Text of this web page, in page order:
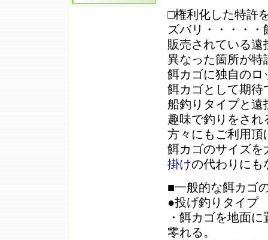
□権利化した特許
ズバリ・・・・
販売されている
異なった箇所が特
餌カゴに独自のロ
餌カゴとして期待
船釣りタイプと遠
趣味で釣りをさ
方々にもご利用頂
餌カゴのサイズを
掛けの代わりにも
■一般的な餌カゴ
●投げ釣りタイプ
・餌カゴを地面
零れる。